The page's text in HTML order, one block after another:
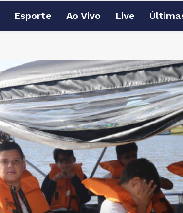
Esporte Ao Vivo Live